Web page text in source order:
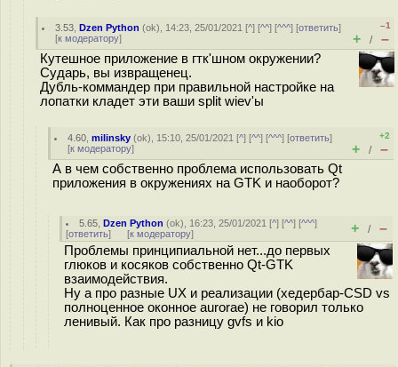
3.53 ,Dzen Python (ok), 14:23, 25/01/2021 [^] [^^] [^^^] [ответить]
[к модератору]
–1
+ / –
Кутешное приложение в гтк'шном окружении?
Сударь, вы извращенец.
Дубль-коммандер при правильной настройке на
лопатки кладет эти ваши split wiev'ы
4.60 ,milinsky (ok), 15:10, 25/01/2021 [^] [^^] [^^^] [ответить]
[к модератору]
+2
+ / –
А в чем собственно проблема использовать Qt
приложения в окружениях на GTK и наоборот?
5.65 ,Dzen Python (ok), 16:23, 25/01/2021 [^] [^^] [^^^]
[ответить] [к модератору] + / –
Проблемы принципиальной нет...до первых
глюков и косяков собственно Qt-GTK
взаимодействия.
Ну а про разные UX и реализации (хедербар-CSD vs
полноценное оконное aurorae) не говорил только
ленивый. Как про разницу gvfs и kio